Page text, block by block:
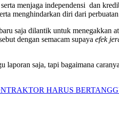
menjaga independensi dan
menghindarkan diri dari
saja dilantik untuk
dengan semacam supaya efek
saja, tapi bagaimana
HARUS